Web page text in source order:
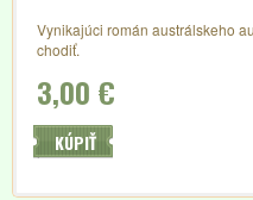
Vynikajúci román austrálskeho
chodiť.
3,00 €
KÚPIŤ